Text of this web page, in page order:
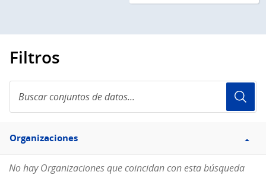
Filtros
conjuntos
de
Filtro
Organizaciones
Organizaciones
No hay Organizaciones que coincidan con esta búsqueda